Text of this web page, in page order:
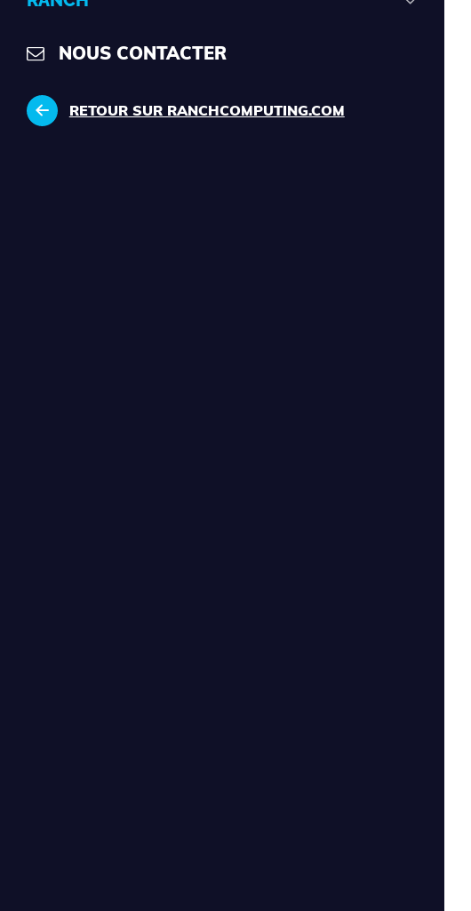
NOUS CONTACTER
RETOUR SUR RANCHCOMPUTING.COM